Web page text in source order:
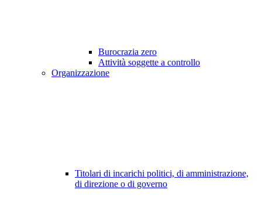
Burocrazia zero
Attività soggette a controllo
Organizzazione
Titolari di incarichi politici, di amministrazione,
di direzione o di governo